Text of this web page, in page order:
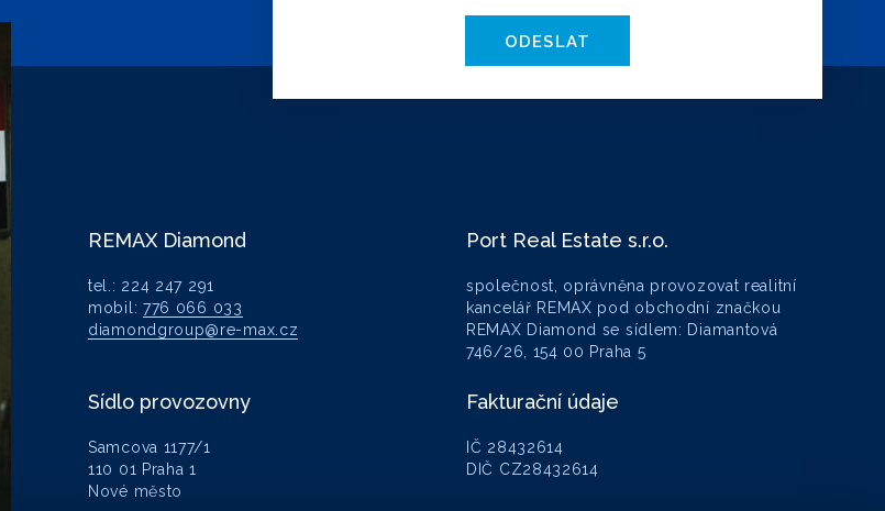
ODESLAT
REMAX Diamond
tel.: 224 247 291
mobil: 776 066 033
diamondgroup@re-max.cz
Port Real Estate s.r.o.
společnost, oprávněna provozovat realitní
kancelář REMAX pod obchodní značkou
REMAX Diamond se sídlem: Diamantová
746/26, 154 00 Praha 5
Sídlo provozovny
Samcova 1177/1
110 01 Praha 1
Nové město
Fakturační údaje
IČ 28432614
DIČ CZ28432614